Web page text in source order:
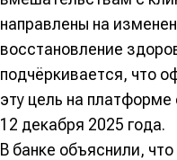
направлены на
восстановление
подчёркивается, что
эту цель на
12 декабря 2025 года.
В банке объяснили,